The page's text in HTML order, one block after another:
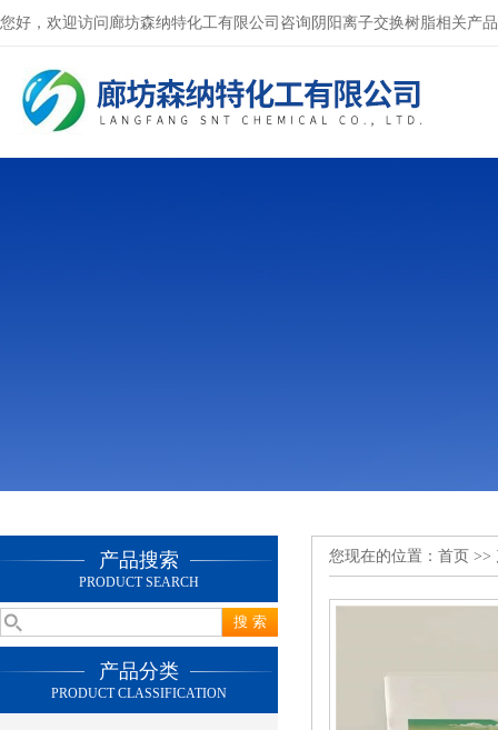
您好，欢迎访问廊坊森纳特化工有限公司咨询阴阳离子交换树脂相关产
产品搜索
PRODUCT SEARCH
产品分类
PRODUCT CLASSIFICATION
您现在的位置： 首页 >>